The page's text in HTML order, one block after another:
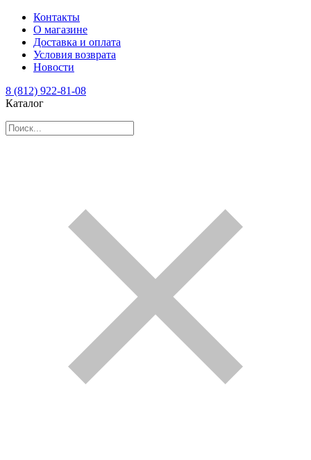
Контакты
О магазине
Доставка и оплата
Условия возврата
Новости
8 (812) 922-81-08
Каталог